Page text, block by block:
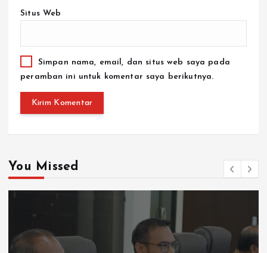
Situs Web
Simpan nama, email, dan situs web saya pada
peramban ini untuk komentar saya berikutnya.
You Missed